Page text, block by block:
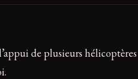
de plusieurs